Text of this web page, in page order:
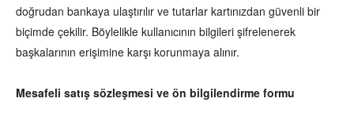
doğrudan bankaya ulaştırılır ve tutarlar kartınızdan güvenli bir
biçimde çekilir. Böylelikle kullanıcının bilgileri şifrelenerek
başkalarının erişimine karşı korunmaya alınır.
Mesafeli satış sözleşmesi ve ön bilgilendirme formu